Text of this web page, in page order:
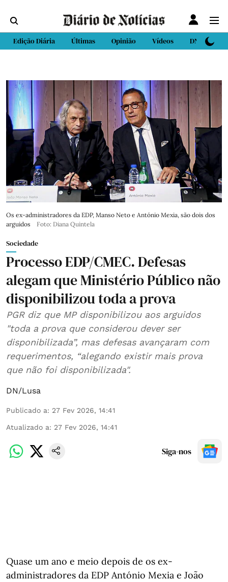
Edição Diária Últimas Opinião Vídeos DN Sport
Os ex-administradores da EDP, Manso Neto e António Mexia, são dois dos
arguidos
Foto: Diana Quintela
Sociedade
Processo EDP/CMEC. Defesas
alegam que Ministério Público não
disponibilizou toda a prova
PGR diz que MP disponibilizou aos arguidos
"toda a prova que considerou dever ser
disponibilizada”, mas defesas avançaram com
requerimentos, “alegando existir mais prova
que não foi disponibilizada".
DN/Lusa
Publicado a: 27 Fev 2026, 14:41
Atualizado a: 27 Fev 2026, 14:41
Siga-nos
Quase um ano e meio depois de os ex-
administradores da EDP António Mexia e João